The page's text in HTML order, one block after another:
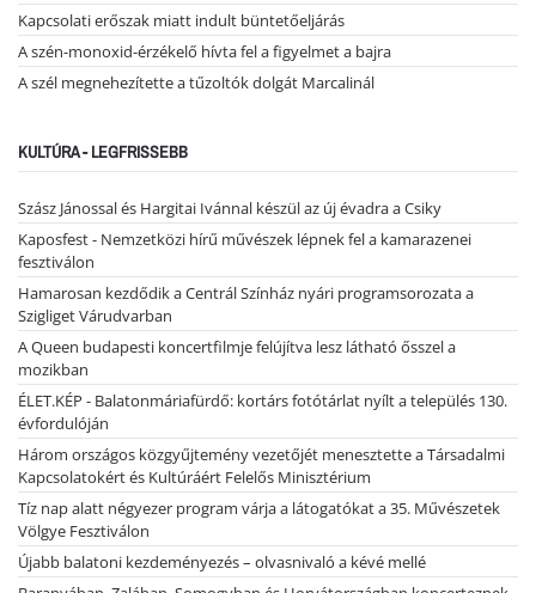
Kapcsolati erőszak miatt indult büntetőeljárás
A szén-monoxid-érzékelő hívta fel a figyelmet a bajra
A szél megnehezítette a tűzoltók dolgát Marcalinál
KULTÚRA - LEGFRISSEBB
Szász Jánossal és Hargitai Ivánnal készül az új évadra a Csiky
Kaposfest - Nemzetközi hírű művészek lépnek fel a kamarazenei
fesztiválon
Hamarosan kezdődik a Centrál Színház nyári programsorozata a
Szigliget Várudvarban
A Queen budapesti koncertfilmje felújítva lesz látható ősszel a
mozikban
ÉLET.KÉP - Balatonmáriafürdő: kortárs fotótárlat nyílt a település 130.
évfordulóján
Három országos közgyűjtemény vezetőjét menesztette a Társadalmi
Kapcsolatokért és Kultúráért Felelős Minisztérium
Tíz nap alatt négyezer program várja a látogatókat a 35. Művészetek
Völgye Fesztiválon
Újabb balatoni kezdeményezés – olvasnivaló a kévé mellé